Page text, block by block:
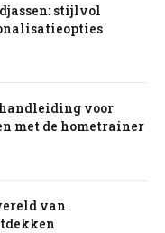
stijlvol
voor
met de hometrainer
van